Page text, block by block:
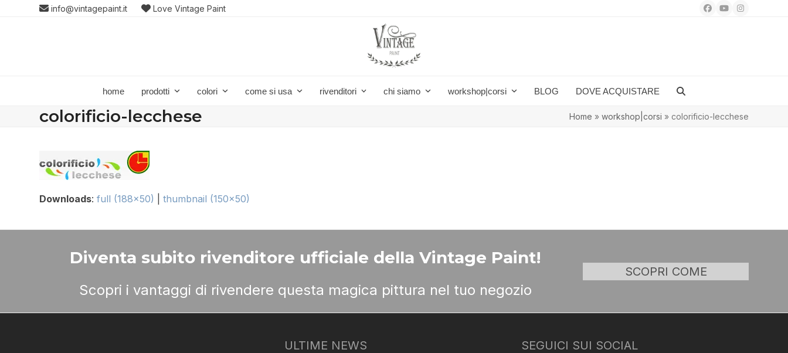
info@vintagepaint.it Love Vintage Paint Facebook
YouTubeInstagram
home prodotti colori come si usa rivenditori chi siamo workshop|corsi BLOG DOVE ACQUISTARE
colorificio-lecchese Home » workshop|corsi » colorificio-lecchese
Downloads:full (188x50) |thumbnail (150x50)
Diventa subito rivenditore ufficiale della Vintage Paint!
Scopri i vantaggi di rivendere questa magica pittura nel tuo negozio
SCOPRI COME
ULTIME NEWS SEGUICI SUI SOCIAL